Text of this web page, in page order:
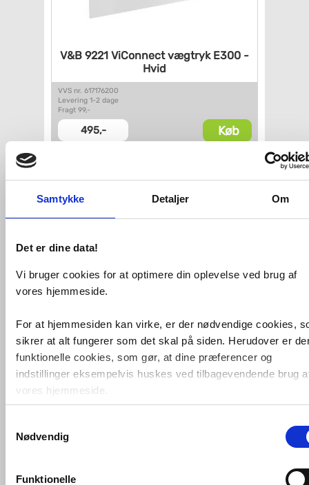
Samtykke Detaljer Om
Det er dine data!
Vi bruger cookies for at optimere din oplevelse ved brug af
vores hjemmeside.
For at hjemmesiden kan virke, er der nødvendige cookies,
sikrer at alt fungerer som det skal på siden. Herudover er
funktionelle cookies, som gør, at dine præferencer og
indstillinger eksempelvis huskes ved tilbagevendende brug
vores hjemmeside.
Foruden nødvendige og funktionelle cookies er der
cookies. Disse bruger vi bl.a. til at måle trafik, omsætning,
marketingcookies, som vi bruger til at målrette vores
Nødvendig
Funktionelle
V&B 9221 ViConnect vægtrykE300 -
Hvid
VVS nr. 617176200
Levering 1-2 dage
Fragt 99,-
495,- Køb
Hvid
VVS nr. 617176000
Levering 1-2 dage
Fragt 99,-
476,- Køb